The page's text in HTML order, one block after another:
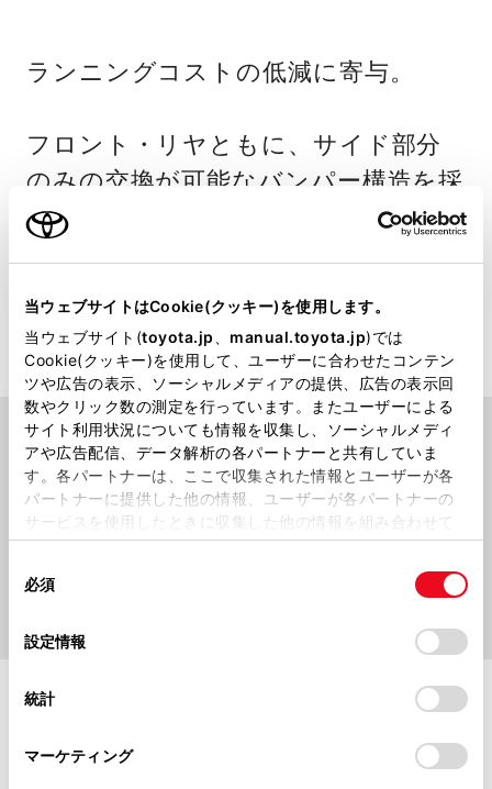
当ウェブサイトはCookie(クッキー)を使用します。
当ウェブサイト(toyota.jp manual.toyota.jp)では
Cookie(クッキー)を使用して、ユーザーに合わせたコンテン
ツや広告の表示、ソーシャルメディアの提供、広告の表示回
数やクリック数の測定を行っています。またユーザーによる
サイト利用状況についても情報を収集し、ソーシャルメディ
アや広告配信、データ解析の各パートナーと共有していま
す。各パートナーは、ここで収集された情報とユーザーが各
パートナーに提供した他の情報、ユーザーが各パートナーの
サービスを使用したときに収集した他の情報を組み合わせて
使用することがあります。当ウェブサイトの使用を続行する
デバイスにすべてのCookie(クッキー)が保存されることに同
意したことになります。Cookie(クッキー)のオプトアウト、
設定の変更、同意を撤回したりするにあたっては、当社の
「Cookie（クッキー）情報の取り扱いについて
」をご覧くだ
必須
設定情報
統計
マーケティング
ランニングコストの低減に寄与。
フロント・リヤともに、サイド部分
のみの交換が可能なバンパー構造を採
用。バンパー交換を必要とする衝突形
りました。